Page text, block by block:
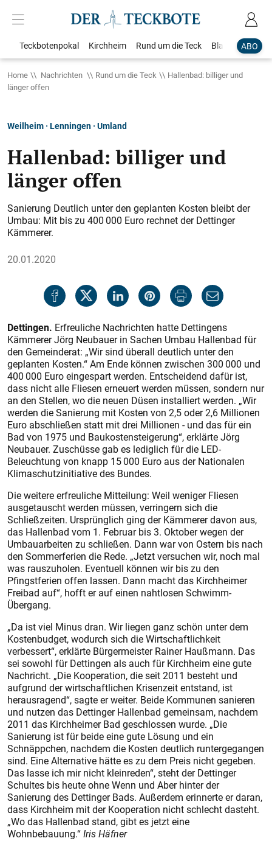
ABO
Teckbotenpokal Kirchheim Rund um die Teck Blaulicht
Home Nachrichten Rund um die Teck
Hallenbad: billiger und
länger offen
Weilheim · Lenningen · Umland
Hallenbad: billiger und
länger offen
Sanierung Deutlich unter den geplanten Kosten bleibt der
Umbau: Mit bis zu 400 000 Euro rechnet der Dettinger
Kämmerer.
20.01.2020
Dettingen. Erfreuliche Nachrichten hatte Dettingens
Kämmerer Jörg Neubauer in Sachen Umbau Hallenbad für
den Gemeinderat: „Wir sind überall deutlich unter den
geplanten Kosten.“ Am Ende können zwischen 300 000 und
400 000 Euro eingespart werden. Entscheidend dafür ist,
dass nicht alle Fliesen erneuert werden müssen, sondern nur
an den Stellen, wo die neuen Düsen installiert werden. „Wir
werden die Sanierung mit Kosten von 2,5 oder 2,6 Millionen
Euro abschließen statt mit drei Millionen - und das für ein
Bad von 1975 und Baukostensteigerung“, erklärte Jörg
Neubauer. Zuschüsse gab es lediglich für die LED-
Beleuchtung von knapp 15 000 Euro aus der Nationalen
Klimaschutzinitiative des Bundes.
Die weitere erfreuliche Mitteilung: Weil weniger Fliesen
ausgetauscht werden müssen, verringern sich die
Schließzeiten. Ursprünglich ging der Kämmerer davon aus,
das Hallenbad vom 1. Februar bis 3. Oktober wegen der
Umbauarbeiten zu schließen. Dann war von Ostern bis nach
den Sommerferien die Rede. „Jetzt versuchen wir, noch mal
was rauszuholen. Eventuell können wir bis zu den
Pfingstferien offen lassen. Dann macht das Kirchheimer
Freibad auf“, hofft er auf einen nahtlosen Schwimm-
Übergang.
„Da ist viel Minus dran. Wir liegen ganz schön unter dem
Kos­tenbudget, wodurch sich die Wirtschaftlichkeit
verbessert“, erklärte Bürgermeister Rainer Haußmann. Das
sei sowohl für Dettingen als auch für Kirchheim eine gute
Nachricht. „Die Kooperation, die seit 2011 besteht und
aufgrund der wirtschaftlichen Krisenzeit entstand, ist
herausragend“, sagte er weiter. Beide Kommunen sanieren
und nutzen das Dettinger Hallenbad gemeinsam, nachdem
2011 das Kirchheimer Bad geschlossen wurde. „Die
Sanierung ist für beide eine gute Lösung und ein
Schnäppchen, nachdem die Kosten deutlich runtergegangen
sind. Eine Alternative hätte es zu dem Preis nicht gegeben.
Das lasse ich mir nicht kleinreden“, steht der Dettinger
Schultes bis heute ohne Wenn und Aber hinter der
Sanierung des Dettinger Bads. Außerdem erinnerte er daran,
dass Kirchheim mit der Kooperation nicht schlecht dasteht.
„Wo das Hallenbad stand, gibt es jetzt eine
Wohnbebauung.“Iris Häfner